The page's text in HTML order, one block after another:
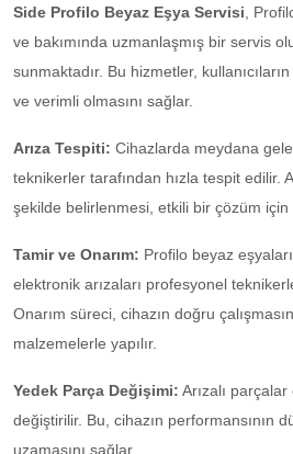
Side Profilo Beyaz Eşya Servisi,
ve bakımında uzmanlaşmış bir servis
sunmaktadır. Bu hizmetler,
ve verimli olmasını sağlar.
Arıza Tespiti: Cihazlarda meydana
teknikerler tarafından hızla tespit edilir.
şekilde belirlenmesi, etkili bir çözüm için
Tamir ve Onarım: Profilo beyaz
elektronik arızaları profesyonel
Onarım süreci, cihazın doğru
malzemelerle yapılır.
Yedek Parça Değişimi: Arızalı
değiştirilir. Bu, cihazın performansının
uzamasını sağlar.